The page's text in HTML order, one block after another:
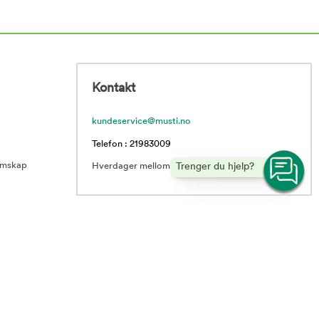
Trenger du hjelp?
Kontakt
kundeservice@musti.no
Telefon : 21983009
Hverdager mellom 10.00 – 16.00